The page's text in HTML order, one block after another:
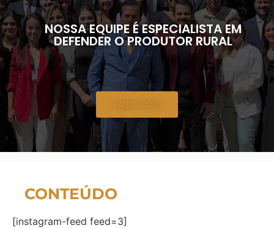
NOSSA EQUIPE É ESPECIALISTA EM
DEFENDER O PRODUTOR RURAL
SAIBA MAIS
CONTEÚDO
[instagram-feed feed=3]